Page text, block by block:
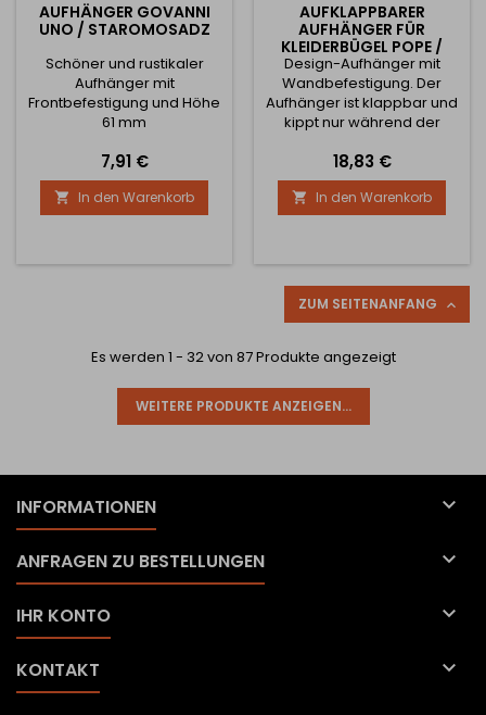
AUFHÄNGER GOVANNI
UNO / STAROMOSADZ
Schöner und rustikaler
Aufhänger mit
Frontbefestigung und Höhe
61 mm
Preis
7,91 €
 In den Warenkorb
AUFKLAPPBARER
AUFHÄNGER FÜR
KLEIDERBÜGEL POPE /
ALTMESSING
Design-Aufhänger mit
Wandbefestigung. Der
Aufhänger ist klappbar und
kippt nur während der
im Lieferumfang enthalten.
Preis
18,83 €
 In den Warenkorb
ZUM SEITENANFANG 
Es werden 1 - 32 von 87 Produkte angezeigt
WEITERE PRODUKTE ANZEIGEN...
INFORMATIONEN 
ANFRAGEN ZU BESTELLUNGEN 
IHR KONTO 
KONTAKT 